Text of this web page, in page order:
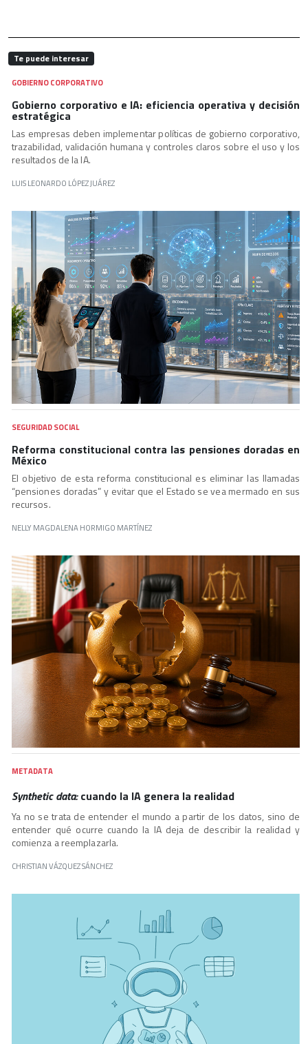
Te puede interesar
GOBIERNO CORPORATIVO
Gobierno corporativo e IA: eficiencia operativa y decisión
estratégica
Las empresas deben implementar políticas de gobierno corporativo,
trazabilidad, validación humana y controles claros sobre el uso y los
resultados de la IA.
LUIS LEONARDO LÓPEZ JUÁREZ
SEGURIDAD SOCIAL
Reforma constitucional contra las pensiones doradas en
México
El objetivo de esta reforma constitucional es eliminar las llamadas
“pensiones doradas” y evitar que el Estado se vea mermado en sus
recursos.
NELLY MAGDALENA HORMIGO MARTÍNEZ
METADATA
Synthetic data:cuando la IA genera la realidad
Ya no se trata de entender el mundo a partir de los datos, sino de
entender qué ocurre cuando la IA deja de describir la realidad y
comienza a reemplazarla.
CHRISTIAN VÁZQUEZ SÁNCHEZ